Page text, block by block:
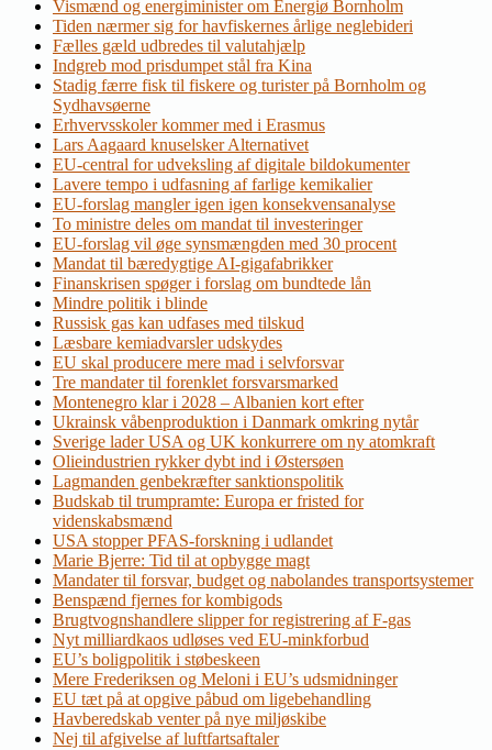
Vismænd og energiminister om Energiø Bornholm
Tiden nærmer sig for havfiskernes årlige neglebideri
Fælles gæld udbredes til valutahjælp
Indgreb mod prisdumpet stål fra Kina
Stadig færre fisk til fiskere og turister på Bornholm og
Sydhavsøerne
Erhvervsskoler kommer med i Erasmus
Lars Aagaard knuselsker Alternativet
EU-central for udveksling af digitale bildokumenter
Lavere tempo i udfasning af farlige kemikalier
EU-forslag mangler igen igen konsekvensanalyse
To ministre deles om mandat til investeringer
EU-forslag vil øge synsmængden med 30 procent
Mandat til bæredygtige AI-gigafabrikker
Finanskrisen spøger i forslag om bundtede lån
Mindre politik i blinde
Russisk gas kan udfases med tilskud
Læsbare kemiadvarsler udskydes
EU skal producere mere mad i selvforsvar
Tre mandater til forenklet forsvarsmarked
Montenegro klar i 2028 – Albanien kort efter
Ukrainsk våbenproduktion i Danmark omkring nytår
Sverige lader USA og UK konkurrere om ny atomkraft
Olieindustrien rykker dybt ind i Østersøen
Lagmanden genbekræfter sanktionspolitik
Budskab til trumpramte: Europa er fristed for
videnskabsmænd
USA stopper PFAS-forskning i udlandet
Marie Bjerre: Tid til at opbygge magt
Mandater til forsvar, budget og nabolandes transportsystemer
Benspænd fjernes for kombigods
Brugtvognshandlere slipper for registrering af F-gas
Nyt milliardkaos udløses ved EU-minkforbud
EU’s boligpolitik i støbeskeen
Mere Frederiksen og Meloni i EU’s udsmidninger
EU tæt på at opgive påbud om ligebehandling
Havberedskab venter på nye miljøskibe
Nej til afgivelse af luftfartsaftaler